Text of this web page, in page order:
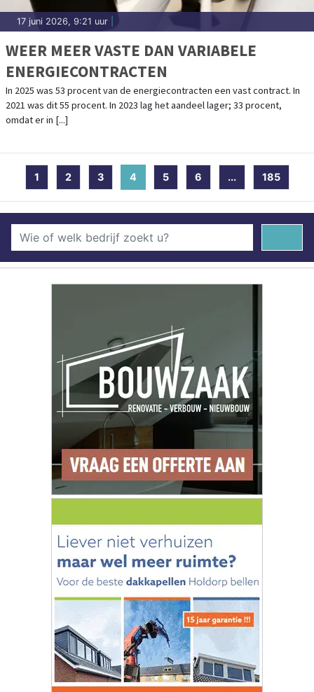
17 juni 2026, 9:21 uur
WEER MEER VASTE DAN VARIABELE
ENERGIECONTRACTEN
In 2025 was 53 procent van de energiecontracten een vast contract. In
2021 was dit 55 procent. In 2023 lag het aandeel lager; 33 procent,
omdat er in [...]
1 2 3 4 (current)
5 6 ... 185